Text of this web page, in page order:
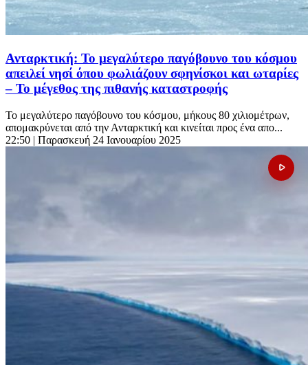
Ανταρκτική: Το μεγαλύτερο παγόβουνο του κόσμου
απειλεί νησί όπου φωλιάζουν σφηνίσκοι και ωταρίες
– Το μέγεθος της πιθανής καταστροφής
Το μεγαλύτερο παγόβουνο του κόσμου, μήκους 80 χιλιομέτρων,
απομακρύνεται από την Ανταρκτική και κινείται προς ένα απο...
22:50 | Παρασκευή 24 Ιανουαρίου 2025